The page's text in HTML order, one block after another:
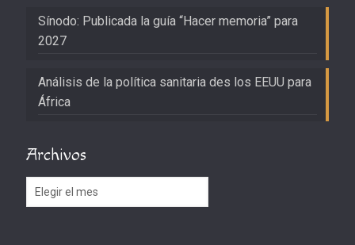
Sínodo: Publicada la guía “Hacer memoria” para
2027
Análisis de la política sanitaria des los EEUU para
África
Archivos
Archivos